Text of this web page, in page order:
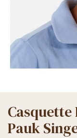
Pauk